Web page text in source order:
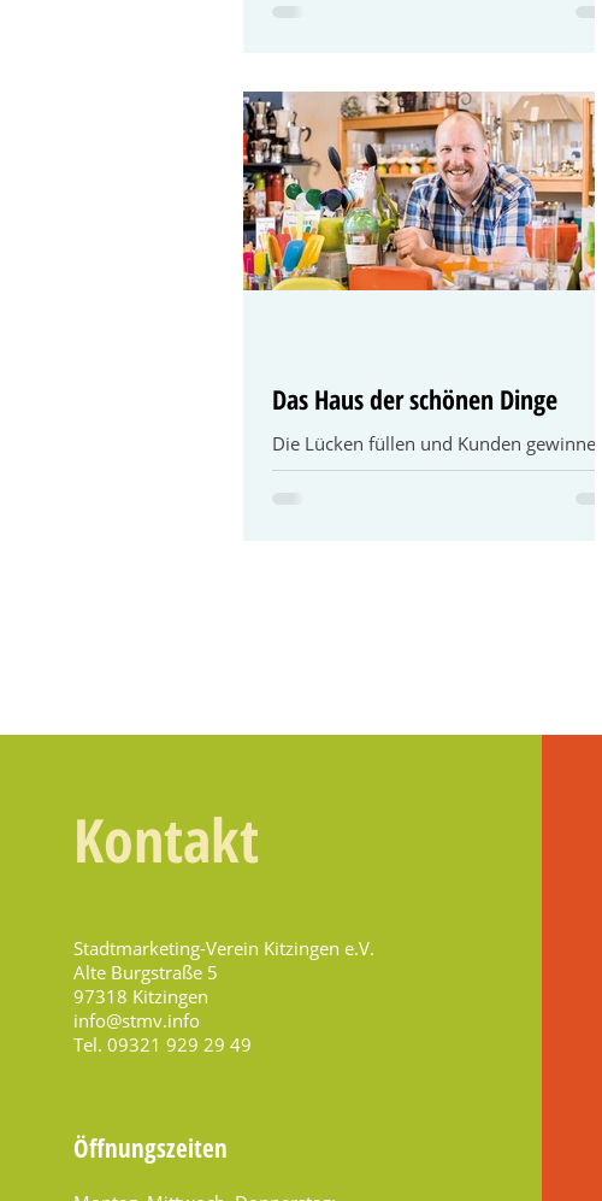
Das Haus der schönen Dinge
Die Lücken füllen und Kunden gewinnen:
Herrmann Amendt Der Name Amendt ist
Kontakt
Stadtmarketing-Verein Kitzingen e.V.
Alte Burgstraße 5
97318 Kitzingen
info@stmv.info
Tel. 09321 929 29 49
Öffnungszeiten